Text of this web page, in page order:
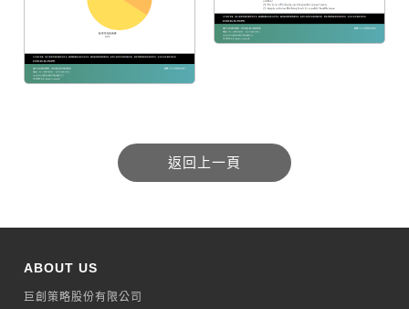
ABOUT US
巨創策略股份有限公司